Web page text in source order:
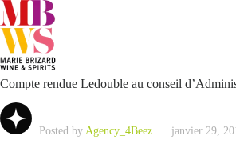
Compte rendue Ledouble au conseil
Posted by Agency_4Beez janvier 29,